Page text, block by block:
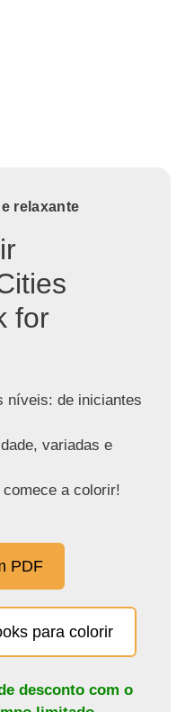
relaxante
for
níveis: de iniciantes
variadas e
a colorir!
PDF
para colorir
desconto com o